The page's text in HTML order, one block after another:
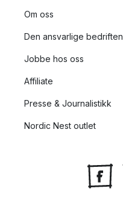
Om oss
Den ansvarlige bedriften
Jobbe hos oss
Affiliate
Presse & Journalistikk
Nordic Nest outlet